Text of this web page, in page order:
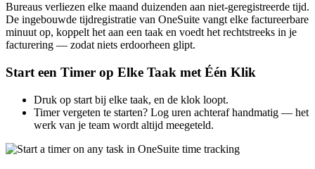
Bureaus verliezen elke maand duizenden aan niet-geregistreerde tijd.
De ingebouwde tijdregistratie van OneSuite vangt elke factureerbare
minuut op, koppelt het aan een taak en voedt het rechtstreeks in je
facturering — zodat niets erdoorheen glipt.
Start een Timer op Elke Taak met Één Klik
Druk op start bij elke taak, en de klok loopt.
Timer vergeten te starten? Log uren achteraf handmatig — het
werk van je team wordt altijd meegeteld.